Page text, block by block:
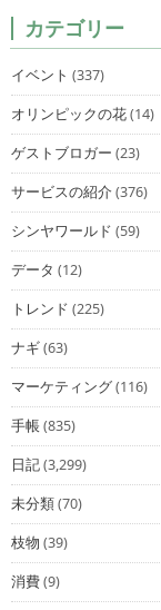
カテゴリー
イベント (337)
オリンピックの花(14)
ゲストブロガー (23)
サービスの紹介(376)
シンヤワールド (59)
データ (12)
トレンド (225)
ナギ(63)
マーケティング(116)
手帳(835)
日記(3,299)
未分類(70)
枝物 (39)
消費(9)